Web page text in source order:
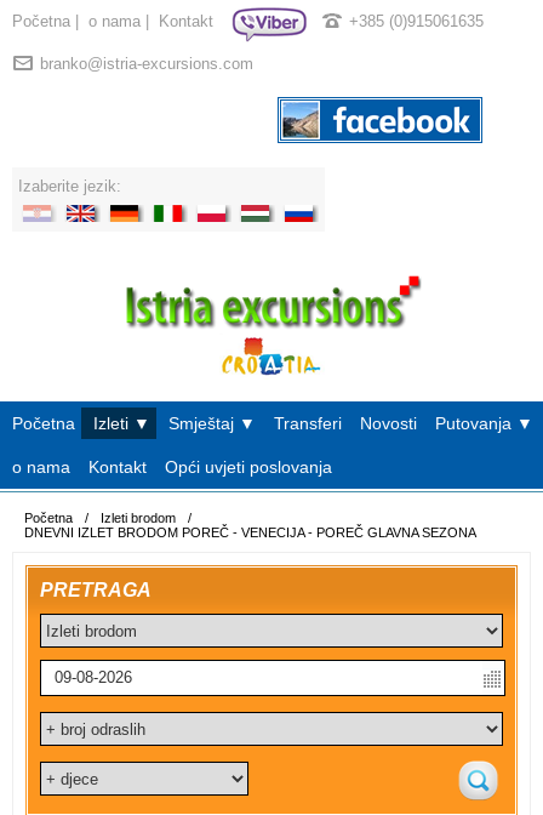
Početna o nama Kontakt +385 (0)915061635
branko@istria-excursions.com
Izaberite jezik:
Početna Izleti ▼ Smještaj ▼ Transferi Novosti Putovanja ▼
o nama Kontakt Opći uvjeti poslovanja
Početna / Izleti brodom
/
DNEVNI IZLET BRODOM POREČ - VENECIJA - POREČ GLAVNA SEZONA
PRETRAGA